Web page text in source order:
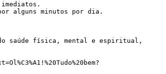
alguns minutos por dia.